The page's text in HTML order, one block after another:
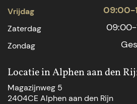
Vrijdag 09:00-
Zaterdag 09:00-
Zondag
Locatie in Alphen aan den
Magazijnweg 5
2404CE Alphen aan den Rijn